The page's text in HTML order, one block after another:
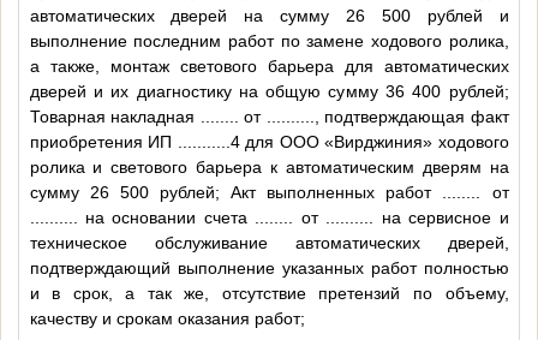
автоматических дверей на сумму 26 500 рублей и
выполнение последним работ по замене ходового ролика,
а также, монтаж светового барьера для автоматических
дверей и их диагностику на общую сумму 36 400 рублей;
Товарная накладная
от
, подтверждающая факт
приобретения ИП
...........4для ООО «Вирджиния» ходового
ролика и светового барьера к автоматическим дверям на
сумму 26 500 рублей; Акт выполненных работ
от
на основании счета от
на сервисное и
техническое обслуживание автоматических дверей,
подтверждающий выполнение указанных работ полностью
и в срок, а так же, отсутствие претензий по объему,
качеству и срокам оказания работ;